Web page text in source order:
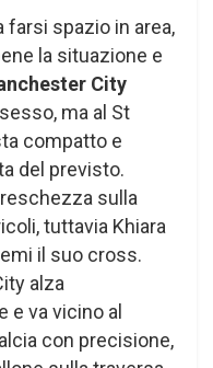
farsi spazio in area,
la situazione e
City
ma al St
compatto e
del previsto.
sulla
tuttavia Khiara
il suo cross.
alza
e va vicino al
con precisione,